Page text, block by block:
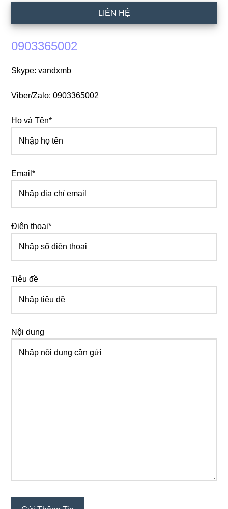
LIÊN HỆ
0903365002
Skype: vandxmb
Viber/Zalo: 0903365002
Họ và Tên*
Email*
Điện thoại*
Tiêu đề
Nội dung